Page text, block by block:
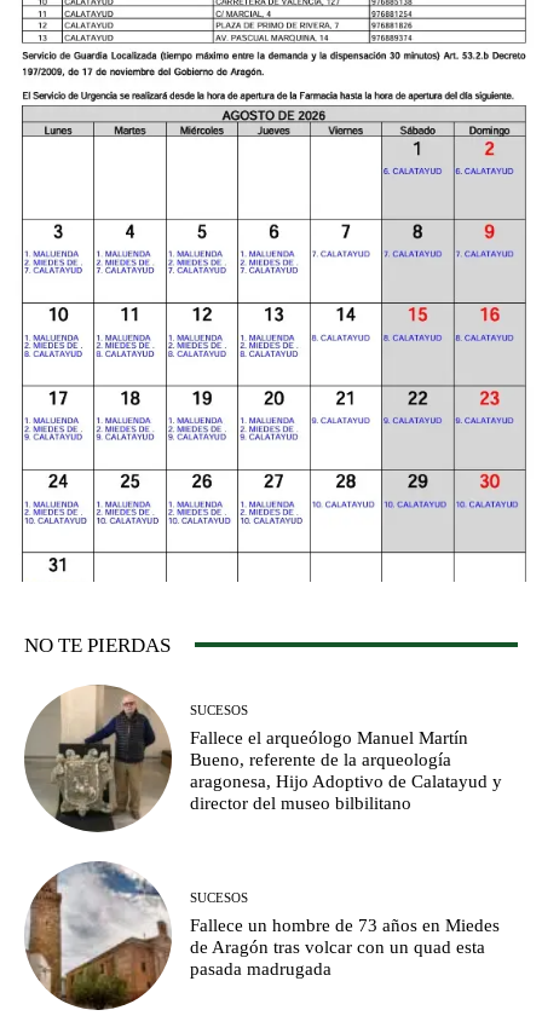
NO TE PIERDAS
SUCESOS
Fallece el arqueólogo Manuel Martín
Bueno, referente de la arqueología
aragonesa, Hijo Adoptivo de Calatayud y
director del museo bilbilitano
SUCESOS
Fallece un hombre de 73 años en Miedes
de Aragón tras volcar con un quad esta
pasada madrugada